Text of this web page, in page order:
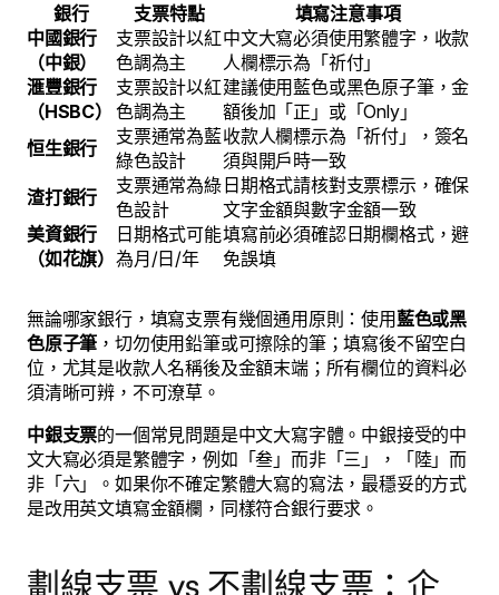
銀行 支票特點
填寫注意事項
中國銀行
（中銀）
支票設計以紅
色調為主
中文大寫必須使用繁體字，收款
人欄標示為「祈付」
滙豐銀行
（HSBC）
支票設計以紅
色調為主
建議使用藍色或黑色原子筆，金
額後加「正」或「Only」
恒生銀行
支票通常為藍
綠色設計
收款人欄標示為「祈付」，簽名
須與開戶時一致
渣打銀行
支票通常為綠
色設計
日期格式請核對支票標示，確保
文字金額與數字金額一致
美資銀行
（如花旗）
日期格式可能
為月/日/年
填寫前必須確認日期欄格式，避
免誤填
無論哪家銀行，填寫支票有幾個通用原則：使用藍色或黑
色原子筆 ，切勿使用鉛筆或可擦除的筆；填寫後不留空白
位，尤其是收款人名稱後及金額末端；所有欄位的資料必
須清晰可辨，不可潦草。
中銀支票的一個常見問題是中文大寫字體。中銀接受的中
文大寫必須是繁體字，例如「叁」而非「三」，「陸」而
非「六」。如果你不確定繁體大寫的寫法，最穩妥的方式
是改用英文填寫金額欄，同樣符合銀行要求。
劃線支票 vs 不劃線支票：企